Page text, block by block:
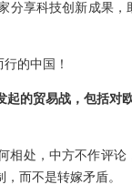
分享科技创新成果
的中国！
的贸易战，包括对
相处，中方不作评
而不是转嫁矛盾。